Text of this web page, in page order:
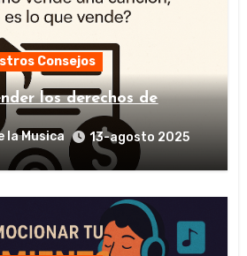
Consejos
los derechos de
la Musica 13-agosto 2025